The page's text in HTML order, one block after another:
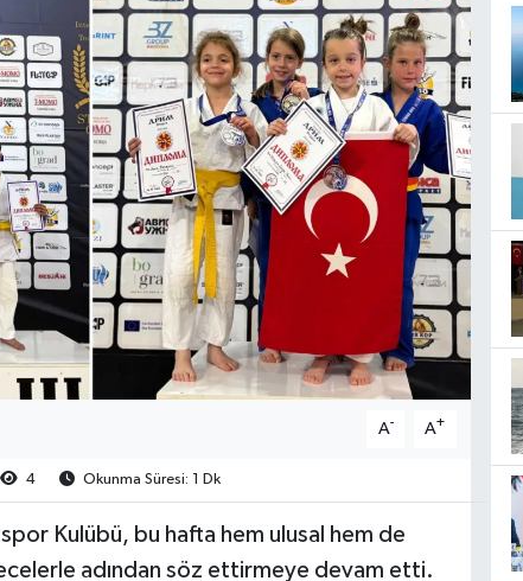
A- A+
4 Okunma Süresi: 1 Dk
Kulübü, bu hafta hem ulusal hem de
adından söz ettirmeye devam etti.